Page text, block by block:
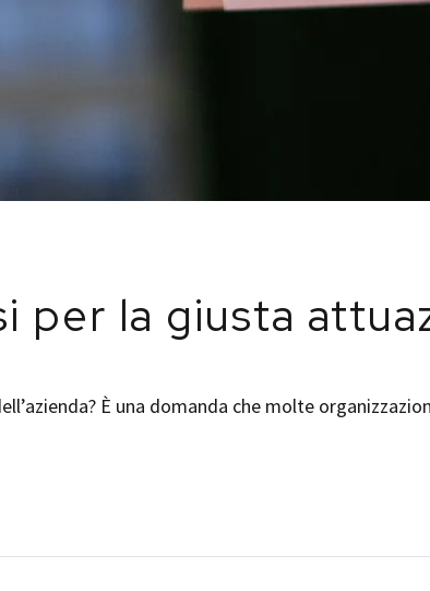
per la giusta
È una domanda che molte